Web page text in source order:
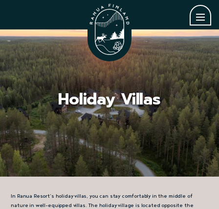
Holiday Villas
In Ranua Resort’s holiday villas, you can stay comfortably in the middle of
nature in well-equipped villas. The holiday village is located opposite the